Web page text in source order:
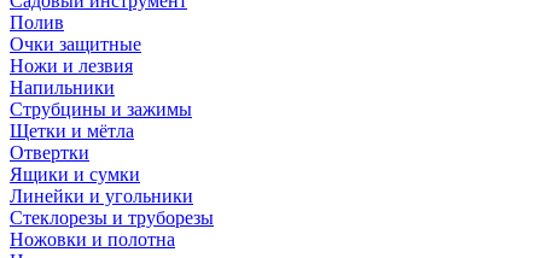
Полив
Очки защитные
Ножи и лезвия
Напильники
Струбцины и зажимы
Щетки и мётла
Отвертки
Ящики и сумки
Линейки и угольники
Стеклорезы и труборезы
Ножовки и полотна